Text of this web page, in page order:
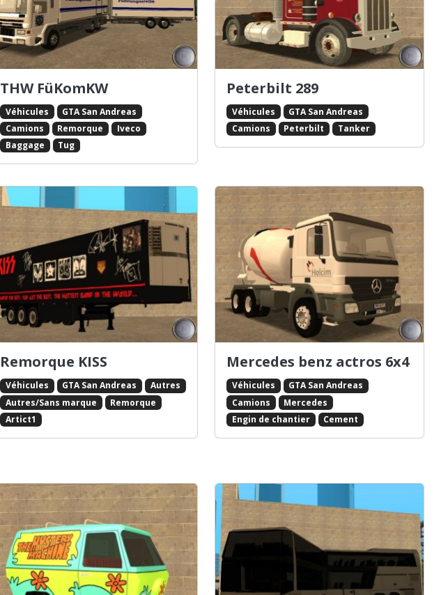
THW FüKomKW
Véhicules
GTA San Andreas
Camions
Remorque
Iveco
Baggage
Tug
Peterbilt 289
Véhicules
GTA San Andreas
Camions
Peterbilt Tanker
Remorque KISS
Véhicules GTA San Andreas
Autres
Autres/Sans marque
Remorque
Artict1
Mercedes benz actros 6x4
Véhicules
GTA San Andreas
Camions
Mercedes
Engin de chantier
Cement